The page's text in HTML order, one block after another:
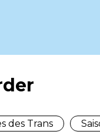
des Trans